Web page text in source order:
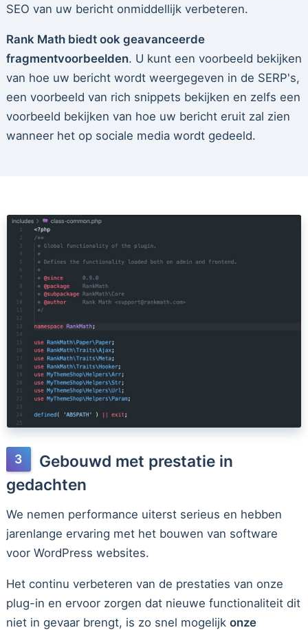
SEO van uw bericht onmiddellijk verbeteren.
Rank Math biedt ook geavanceerde
fragmentvoorbeelden. U kunt een voorbeeld bekijken
van hoe uw bericht wordt weergegeven in de SERP's,
een voorbeeld van rich snippets bekijken en zelfs een
voorbeeld bekijken van hoe uw bericht eruit zal zien
wanneer het op sociale media wordt gedeeld.
Gebouwd met prestatie in
gedachten
We nemen performance uiterst serieus en hebben
jarenlange ervaring met het bouwen van software
voor WordPress websites.
Het continu verbeteren van de prestaties van onze
plug-in en ervoor zorgen dat nieuwe functionaliteit dit
niet in gevaar brengt, is zo snel mogelijk onze